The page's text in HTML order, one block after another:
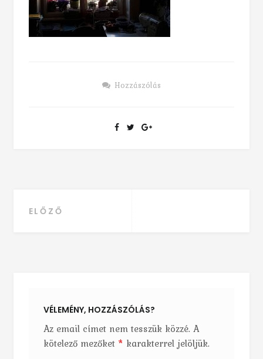
Hozzászólás
Bejegyzés navigáció
ELŐZŐ
VÉLEMÉNY, HOZZÁSZÓLÁS?
Az email címet nem tesszük közzé. A
kötelező mezőket * karakterrel jelöljük.